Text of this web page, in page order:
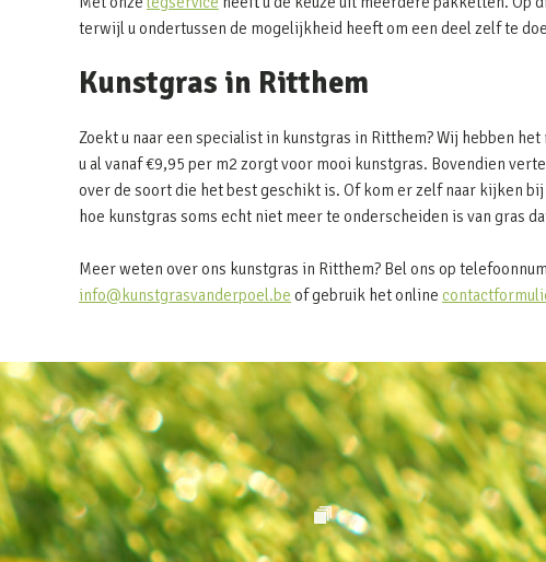
terwijl u ondertussen de mogelijkheid heeft om een deel zelf te
Kunstgras in Ritthem
Zoekt u naar een specialist in kunstgras in Ritthem? Wij hebben
u al vanaf €9,95 per m2 zorgt voor mooi kunstgras. Bovendien
over de soort die het best geschikt is. Of kom er zelf naar kijken
hoe kunstgras soms echt niet meer te onderscheiden is van gras
Meer weten over ons kunstgras in Ritthem? Bel ons op
info@kunstgrasvanderpoel.be of gebruik het online